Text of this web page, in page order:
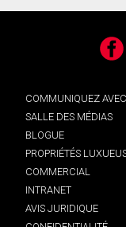
COMMUNIQUEZ
SALLE DES MÉDIAS
BLOGUE
PROPRIÉTÉS
COMMERCIAL
INTRANET
AVIS JURIDIQUE